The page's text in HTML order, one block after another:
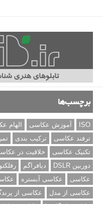
برچسب‌ها
ISO آموزش عکاسی الهام
ترفند عکاسی
ترکیب بندی
تکنیک عکاسی
خلاقیت در
دوربین DSLR
دیافراگم
عکاسی
عکاسی آبستره
عکاسی از مدل
عکاسی از